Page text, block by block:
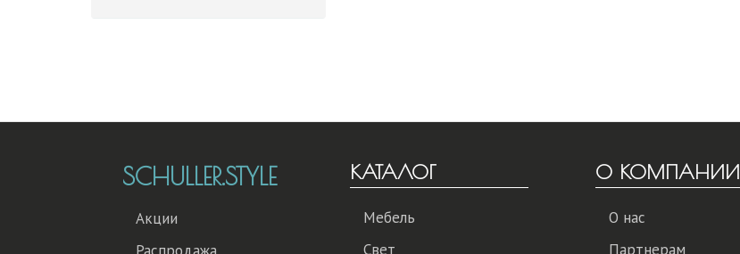
SCHULLER.STYLE
Акции
КАТАЛОГ
Мебель
Свет
О КОМПАНИИ
О нас
Партнерам